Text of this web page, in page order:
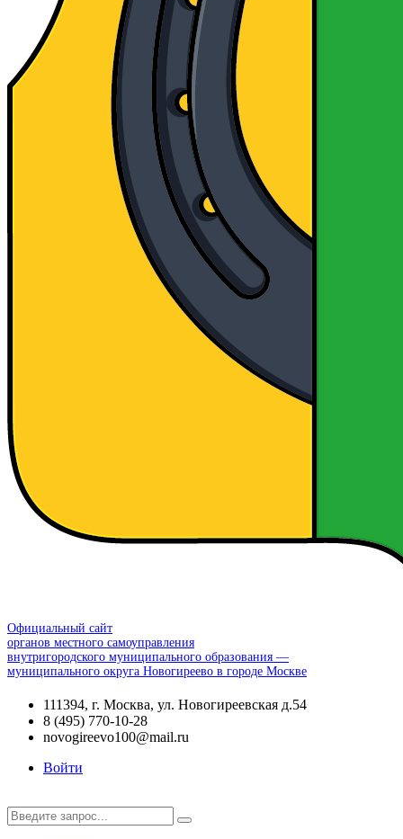
Официальный сайт
органов местного самоуправления
внутригородского муниципального образования —
муниципального округа Новогиреево в городе Москве
111394, г. Москва, ул. Новогиреевская д.54
8 (495) 770-10-28
novogireevo100@mail.ru
Войти